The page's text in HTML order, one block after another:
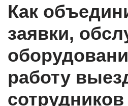
Как
заявки,
работу